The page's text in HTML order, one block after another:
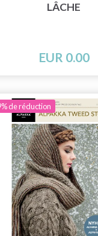
LÂCHE
EUR 0.00
de réduction